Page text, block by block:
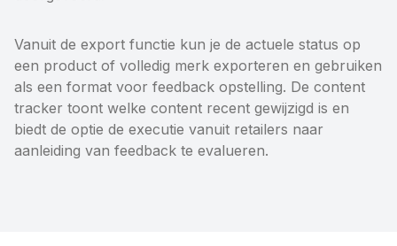
Vanuit de export functie kun je de actuele status op
een product of volledig merk exporteren en gebruiken
als een format voor feedback opstelling. De content
tracker toont welke content recent gewijzigd is en
biedt de optie de executie vanuit retailers naar
aanleiding van feedback te evalueren.